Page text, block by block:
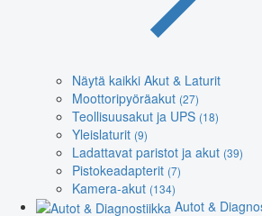
Näytä kaikki Akut & Laturit
Moottoripyöräakut (27)
Teollisuusakut ja UPS (18)
Yleislaturit (9)
Ladattavat paristot ja akut (39)
Pistokeadapterit (7)
Kamera-akut (134)
Autot &